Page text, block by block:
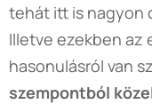
tehát itt is nagyon
Illetve ezekben az
hasonulásról van
szempontból